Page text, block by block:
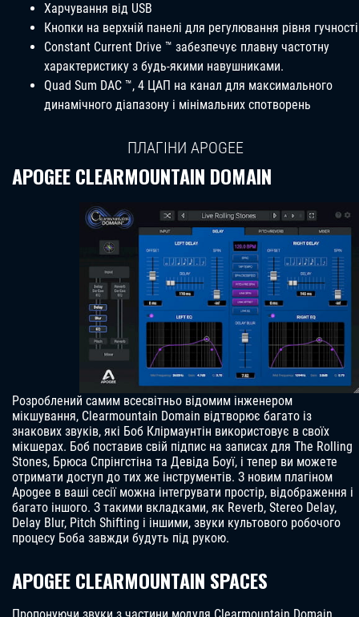
Харчування від USB
Кнопки на верхній панелі для регулювання рівня гучності
Constant Current Drive ™ забезпечує плавну частотну
характеристику з будь-якими навушниками.
Quad Sum DAC ™, 4 ЦАП на канал для максимального
динамічного діапазону і мінімальних спотворень
ПЛАГІНИ APOGEE
APOGEE CLEARMOUNTAIN DOMAIN
Розроблений самим всесвітньо відомим інженером
мікшування, Clearmountain Domain відтворює багато із
знакових звуків, які Боб Клірмаунтін використовує в своїх
мікшерах. Боб поставив свій підпис на записах для The Rolling
Stones, Брюса Спрінгстіна та Девіда Боуї, і тепер ви можете
отримати доступ до тих же інструментів. З новим плагіном
Apogee в ваші сесії можна інтегрувати простір, відображення і
багато іншого. З такими вкладками, як Reverb, Stereo Delay,
Delay Blur, Pitch Shifting і іншими, звуки культового робочого
процесу Боба завжди будуть під рукою.
APOGEE CLEARMOUNTAIN SPACES
Пропонуючи звуки з частини модуля Clearmountain Domain,